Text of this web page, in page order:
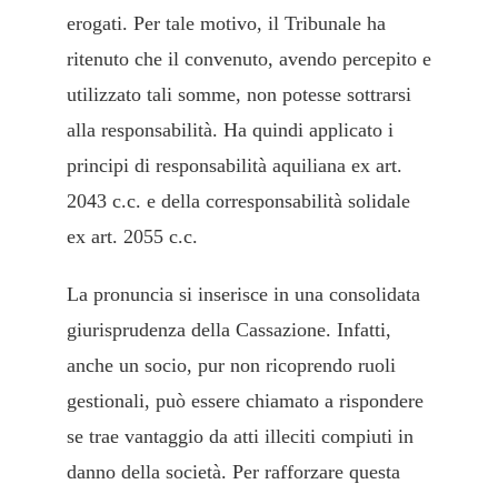
erogati. Per tale motivo, il Tribunale ha
ritenuto che il convenuto, avendo percepito e
utilizzato tali somme, non potesse sottrarsi
alla responsabilità. Ha quindi applicato i
principi di responsabilità aquiliana ex art.
2043 c.c. e della corresponsabilità solidale
ex art. 2055 c.c.
La pronuncia si inserisce in una consolidata
giurisprudenza della Cassazione. Infatti,
anche un socio, pur non ricoprendo ruoli
gestionali, può essere chiamato a rispondere
se trae vantaggio da atti illeciti compiuti in
danno della società. Per rafforzare questa